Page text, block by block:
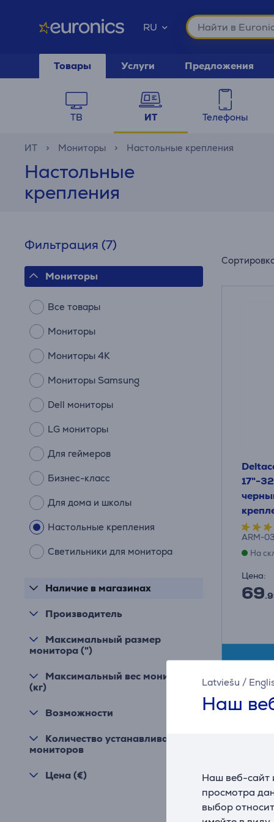
Latviešu /
Наш
Наш веб-сайт
просмотра
выбор
RU
Товары Услуги Предложения
ТВ ИТ Телефоны
ИТ Мониторы Настольные крепления
Настольные
крепления
Фильтрация (7)
Мониторы
Все товары
Мониторы
Мониторы 4К
Мониторы Samsung
Dell мониторы
LG мониторы
Для геймеров
Бизнес-класс
Для дома и школы
Настольные крепления
Светильники для монитора
Наличие в магазинах
Производитель
монитора (")
(кг)
Возможности
мониторов
Цена (€)
17"-
ARM-
На
Цена:
69